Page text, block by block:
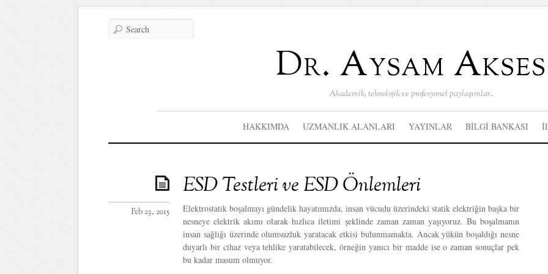
Dr. Aysam Akses
Akademik, teknolojik ve profesyonel paylaşımlar..
HAKKIMDA UZMANLIK ALANLARI YAYINLAR BİLGİ BANKASI
ESD Testleri ve ESD Önlemleri
Feb 23, 2015
Elektrostatik boşalmayı gündelik hayatımızda, insan vücudu üzerindeki statik elektriğin başka bir
nesneye elektrik akımı olarak hızlıca iletimi şeklinde zaman zaman yaşıyoruz. Bu boşalmanın
insan sağlığı üzerinde olumsuzluk yaratacak etkisi bulunmamakta. Ancak yükün boşaldığı nesne
duyarlı bir cihaz veya tehlike yaratabilecek, örneğin yanıcı bir madde ise o zaman sonuçlar pek
bu kadar masum olmuyor.